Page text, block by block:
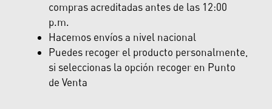
compras acreditadas antes de las 12:00
p.m.
Hacemos envíos a nivel nacional
Puedes recoger el producto personalmente,
si seleccionas la opción recoger en Punto
de Venta